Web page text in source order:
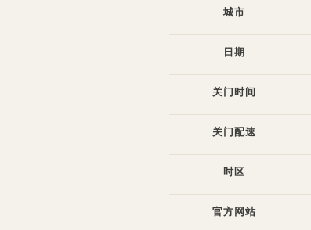
城市
日期
关门时间
关门配速
时区
官方网站